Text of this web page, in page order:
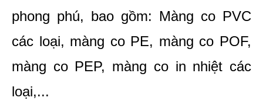
phong phú, bao gồm: Màng co PVC
các loại, màng co PE, màng co POF,
màng co PEP, màng co in nhiệt các
loại,...